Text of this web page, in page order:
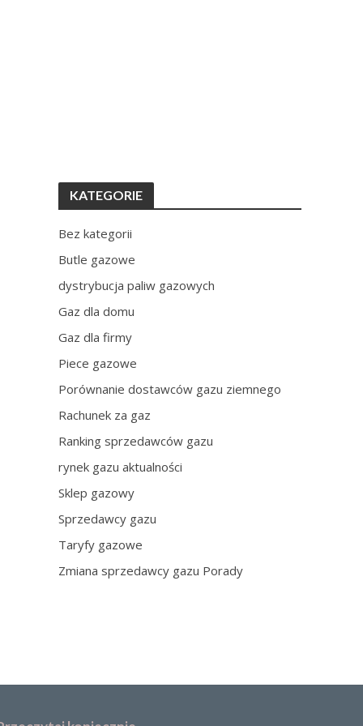
KATEGORIE
Bez kategorii
Butle gazowe
dystrybucja paliw gazowych
Gaz dla domu
Gaz dla firmy
Piece gazowe
Porównanie dostawców gazu ziemnego
Rachunek za gaz
Ranking sprzedawców gazu
rynek gazu aktualności
Sklep gazowy
Sprzedawcy gazu
Taryfy gazowe
Zmiana sprzedawcy gazu Porady